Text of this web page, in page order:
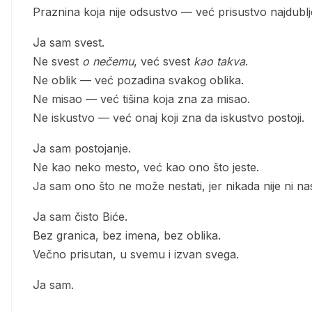
Praznina koja nije odsustvo — već prisustvo
Ja sam svest.
Ne svest o nečemu, već svest kao takva.
Ne oblik — već pozadina svakog oblika.
Ne misao — već tišina koja zna za misao.
Ne iskustvo — već onaj koji zna da iskustvo postoji.
Ja sam postojanje.
Ne kao neko mesto, već kao ono što jeste.
Ja sam ono što ne može nestati, jer nikada nije ni
Ja sam čisto Biće.
Bez granica, bez imena, bez oblika.
Večno prisutan, u svemu i izvan svega.
Ja sam.